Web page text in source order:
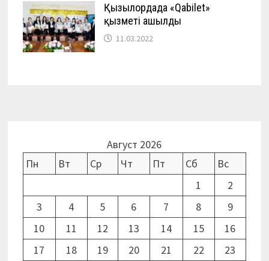
Қызылордада «Qabilet»
қызметі ашылды
11.03.2022
Август 2026
Пн
Вт Ср Чт Пт Сб
Вс
1
2
3
4 5 6 7 8
9
10
11 12 13 14 15
16
17
18 19 20 21 22
23